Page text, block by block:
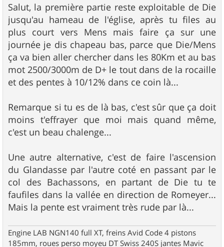
s
s
a
g
e
Salut, la première partie reste exploitable de Die
jusqu'au hameau de l'église, après tu files au
plus court vers Mens mais faire ça sur une
journée je dis chapeau bas, parce que Die/Mens
ça va bien aller chercher dans les 80Km et au bas
mot 2500/3000m de D+ le tout dans de la rocaille
et des pentes à 10/12% dans ce coin là...
Remarque si tu es de là bas, c'est sûr que ça doit
moins t'effrayer que moi mais quand même,
c'est un beau chalenge...
Une autre alternative, c'est de faire l'ascension
du Glandasse par l'autre coté en passant par le
col des Bachassons, en partant de Die tu te
faufiles dans la vallée en direction de Romeyer...
Mais la pente est vraiment très rude par là...
Engine LAB NGN140 full XT, freins Avid Code 4 pistons
185mm, roues perso moyeu DT Swiss 240S jantes Mavic